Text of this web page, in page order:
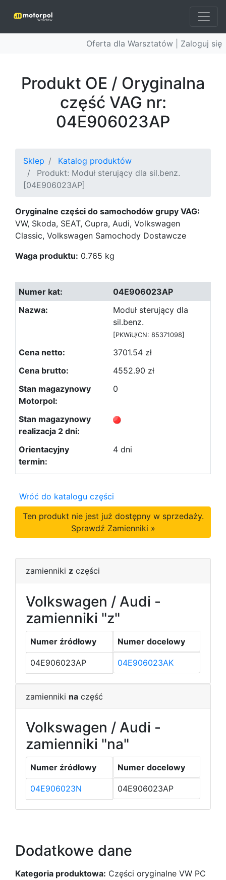
Oferta dla Warsztatów | Zaloguj się
Produkt OE / Oryginalna
część VAG nr:
04E906023AP
Sklep
Katalog produktów
Produkt: Moduł sterujący dla sil.benz.
[04E906023AP]
Oryginalne części do samochodów grupy VAG:
VW, Skoda, SEAT, Cupra, Audi, Volkswagen
Classic, Volkswagen Samochody Dostawcze
Waga produktu: 0.765 kg
04E906023AP
Moduł sterujący dla
sil.benz.
[PKWiU/CN: 85371098]
3701.54 zł
4552.90 zł
0
4 dni
Wróć do katalogu części
Ten produkt nie jest już dostępny w sprzedaży.
Sprawdź Zamienniki »
zamienniki z części
Volkswagen / Audi -
zamienniki "z"
Numer źródłowy Numer docelowy
04E906023AP 04E906023AK
zamienniki na część
Volkswagen / Audi -
zamienniki "na"
Numer źródłowy Numer docelowy
04E906023N 04E906023AP
Dodatkowe dane
Kategoria produktowa: Części oryginalne VW PC